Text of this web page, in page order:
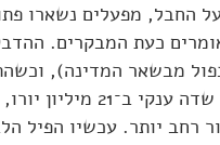
החבל, מפעלים נשארו
כעת המבקרים.
מבשאר המדינה),
הקמת בית חולים
רחב יותר. עכשיו הפיל